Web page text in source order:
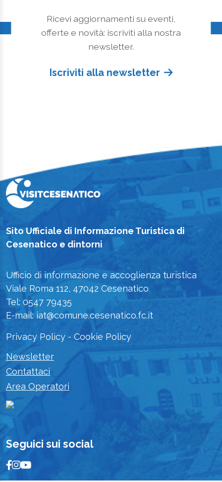
Ricevi aggiornamenti su eventi,
offerte e novità: iscriviti alla nostra
newsletter.
Iscriviti alla newsletter
Sito Ufficiale di Informazione Turistica di
Cesenatico e dintorni
Ufficio di informazione e accoglienza turistica
Viale Roma 112, 47042 Cesenatico
Tel: 0547 79435
E-mail: iat@comune.cesenatico.fc.it
Privacy Policy - Cookie Policy
Newsletter
Contattaci
Area Operatori
Seguici sui social